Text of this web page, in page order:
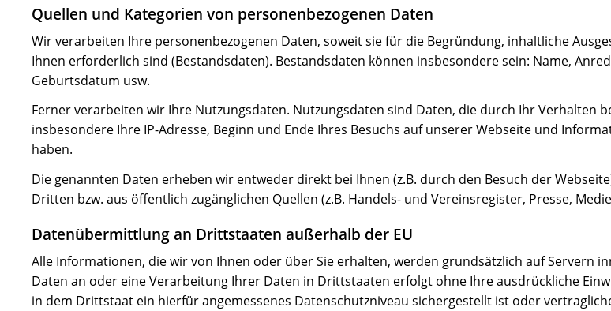
Quellen und Kategorien von personenbezogenen Daten
Wir verarbeiten Ihre personenbezogenen Daten, soweit sie für die Begründung, inhaltliche
Ihnen erforderlich sind (Bestandsdaten). Bestandsdaten können insbesondere sein: Name,
Geburtsdatum usw.
Ferner verarbeiten wir Ihre Nutzungsdaten. Nutzungsdaten sind Daten, die durch Ihr Verhalten
insbesondere Ihre IP-Adresse, Beginn und Ende Ihres Besuchs auf unserer Webseite und
haben.
Die genannten Daten erheben wir entweder direkt bei Ihnen (z.B. durch den Besuch der
Dritten bzw. aus öffentlich zugänglichen Quellen (z.B. Handels- und Vereinsregister, Presse,
Datenübermittlung an Drittstaaten außerhalb der EU
Alle Informationen, die wir von Ihnen oder über Sie erhalten, werden grundsätzlich auf Servern
Daten an oder eine Verarbeitung Ihrer Daten in Drittstaaten erfolgt ohne Ihre ausdrückliche
in dem Drittstaat ein hierfür angemessenes Datenschutzniveau sichergestellt ist oder